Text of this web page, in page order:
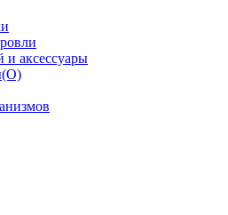
и аксессуары